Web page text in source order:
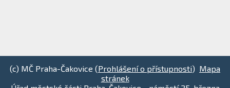
(c) MČ Praha-Čakovice (Prohlášení o přístupnosti) Mapa
stránek